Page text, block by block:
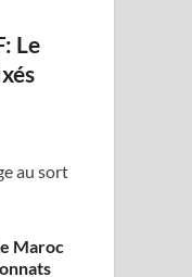
Le
au sort
Maroc